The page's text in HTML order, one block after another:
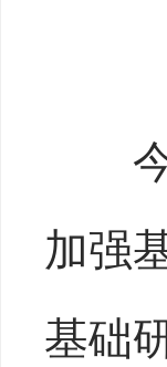
今
加强
基础